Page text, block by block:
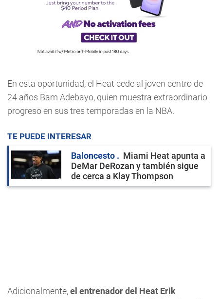
En esta oportunidad, el Heat cede al joven centro de
24 años Bam Adebayo, quien muestra extraordinario
progreso en sus tres temporadas en la NBA.
TE PUEDE INTERESAR
Baloncesto
Miami Heat apunta a
DeMar DeRozan y también sigue
de cerca a Klay Thompson
Adicionalmente,el entrenador del Heat Erik